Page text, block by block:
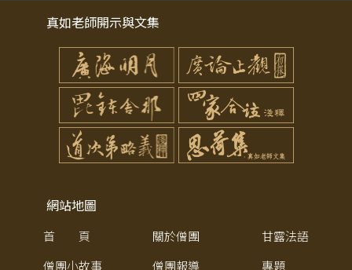
真如老師開示與文集
網站地圖
首 頁 關於僧團
甘露法語
僧團小故事
僧團報導
專題